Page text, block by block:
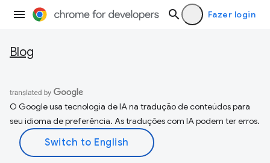
Fazer login
Blog
O Google usa tecnologia de IA na tradução de conteúdos para
seu idioma de preferência. As traduções com IA podem ter erros.